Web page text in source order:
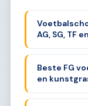
AG, SG, TF
Beste FG
en